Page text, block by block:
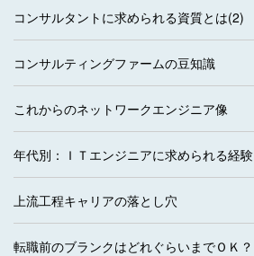
コンサルタントに求められる資質とは(2)
コンサルティングファームの豆知識
これからのネットワークエンジニア像
年代別：ＩＴエンジニアに求められる経験
上流工程キャリアの落とし穴
転職前のブランクはどれぐらいまでＯＫ？